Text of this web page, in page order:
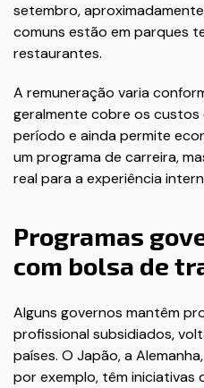
setembro,
comuns estão em parques
restaurantes.
A remuneração varia
geralmente cobre os custos
período e ainda permite
um programa de carreira,
real para a experiência
Programas
com bolsa de
Alguns governos mantêm
profissional subsidiados,
países. O Japão, a
por exemplo, têm iniciativas